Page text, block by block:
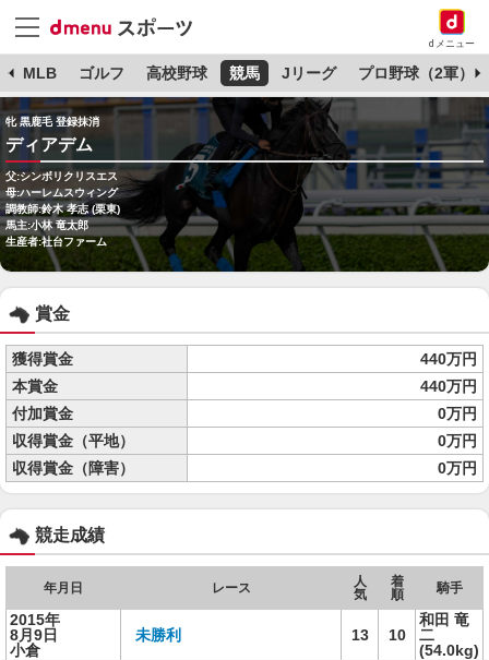
dメニュー
MLB ゴルフ 高校野球 競馬 Jリーグ プロ野球（2軍）
牝 黒鹿毛 登録抹消
ディアデム
父:シンボリクリスエス
母:ハーレムスウィング
調教師:鈴木 孝志 (栗東)
馬主:小林 竜太郎
生産者:社台ファーム
賞金
獲得賞金
440万円
本賞金
440万円
付加賞金
0万円
収得賞金（平地）
0万円
収得賞金（障害）
0万円
競走成績
年月日 レース
人
気
着
順
騎手
2015年
8月9日
小倉
未勝利 13 10
和田 竜
二
(54.0kg)